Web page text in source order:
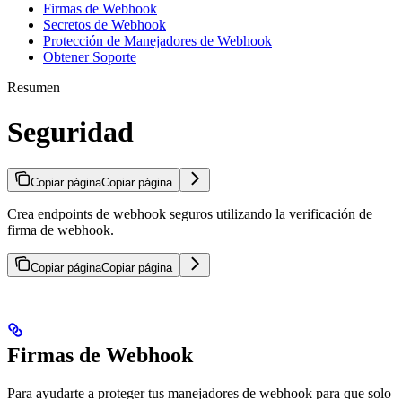
Firmas de Webhook
Secretos de Webhook
Protección de Manejadores de Webhook
Obtener Soporte
Resumen
Seguridad
Copiar páginaCopiar página
Crea endpoints de webhook seguros utilizando la verificación de
firma de webhook.
Copiar páginaCopiar página
Firmas de Webhook
Para ayudarte a proteger tus manejadores de webhook para que solo